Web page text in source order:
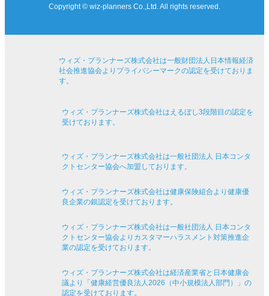
Copyright © wiz-planners Co.,Ltd. All rights reserved.
ウィズ・プランナーズ株式会社は一般財団法人日本情報経済
社会推進協会よりプライバシーマークの認定を受けておりま
す。
ウィズ・プランナーズ株式会社はえるぼし3段階目の認定を
受けております。
ウィズ・プランナーズ株式会社は一般社団法人 日本コンタ
クトセンター協会へ加盟しております。
ウィズ・プランナーズ株式会社は健康保険組合より健康優
良企業の銀認定を受けております。
ウィズ・プランナーズ株式会社は一般社団法人 日本コンタ
クトセンター協会よりカスタマーハラスメント対策推進企
業の認定を受けております。
ウィズ・プランナーズ株式会社は経済産業省と日本健康会
議より「健康経営優良法人2026（中小規模法人部門）」の
認定を受けております。